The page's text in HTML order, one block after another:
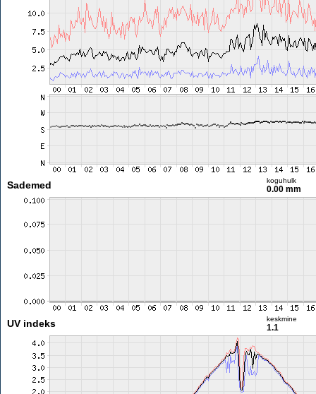
Sademed koguhulk
0.00 mm
UV indeks keskmine
1.1